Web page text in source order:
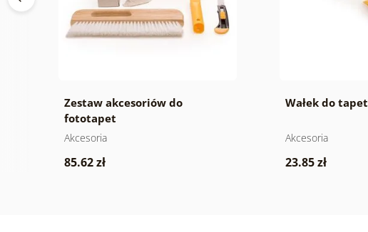
Zestaw akcesoriów do
fototapet
Akcesoria
85.62 zł
Wałek do tapet
Akcesoria
23.85 zł